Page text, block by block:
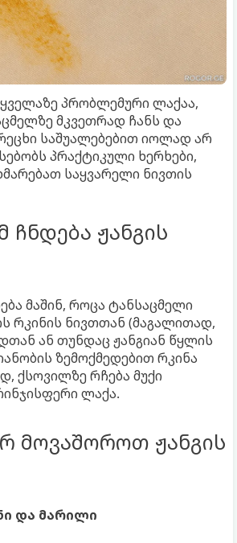
პრობლემური ლაქაა,
მკვეთრად ჩანს და
საშუალებებით იოლად არ
პრაქტიკული ხერხები,
საყვარელი ნივთის
ჩნდება ჟანგის
მაშინ, როცა ტანსაცმელი
რკინის ნივთთან (მაგალითად,
ან თუნდაც ჟანგიან წყლის
ზემოქმედებით რკინა
ქსოვილზე რჩება მუქი
ლაქა.
მოვაშოროთ ჟანგის
და მარილი